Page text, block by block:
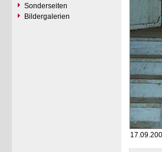
Sonderseiten
Bildergalerien